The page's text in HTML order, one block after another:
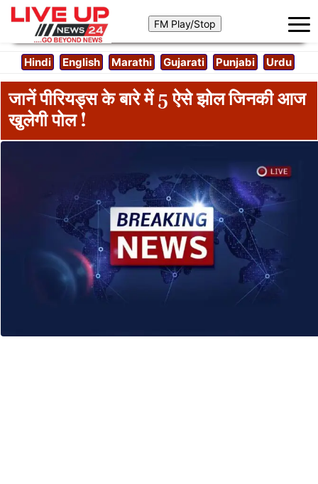
Hindi English Marathi Gujarati Punjabi Urdu
जानें पीरियड्स के बारे में 5 ऐसे झोल जिनकी आज
खुलेगी पोल !